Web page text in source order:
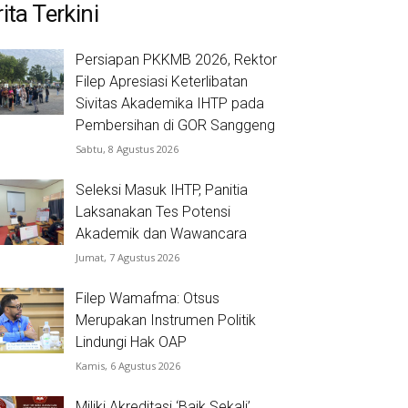
Terkini
Persiapan PKKMB 2026, Rektor
Filep Apresiasi Keterlibatan
Sivitas Akademika IHTP pada
Pembersihan di GOR Sanggeng
Sabtu, 8 Agustus 2026
Seleksi Masuk IHTP, Panitia
Laksanakan Tes Potensi
Akademik dan Wawancara
Jumat, 7 Agustus 2026
Filep Wamafma: Otsus
Merupakan Instrumen Politik
Lindungi Hak OAP
Kamis, 6 Agustus 2026